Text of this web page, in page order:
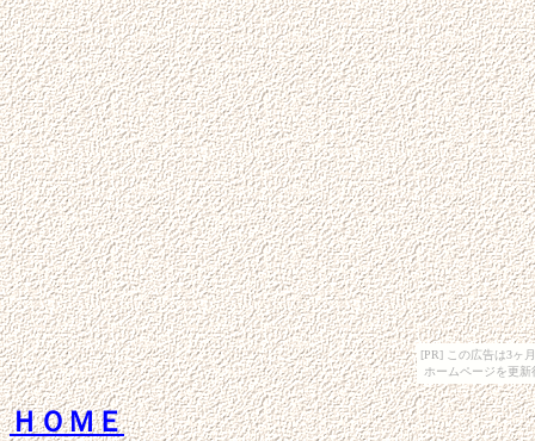
[PR] この広告は3ヶ
ホームページを更
ＨＯＭＥ